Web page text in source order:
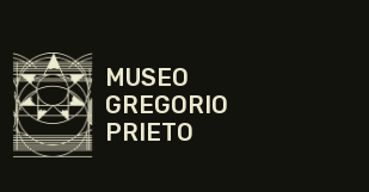
MUSEO
GREGORIO
PRIETO